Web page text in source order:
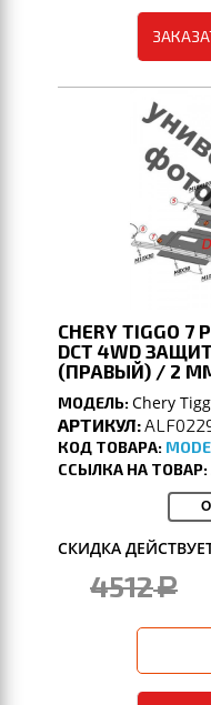
CHERY TIGGO 7
DCT 4WD
(ПРАВЫЙ) / 2
МОДЕЛЬ:Chery
АРТИКУЛ:
КОД ТОВАРА:
ССЫЛКА НА ТОВАР:
СКИДКА
4512a